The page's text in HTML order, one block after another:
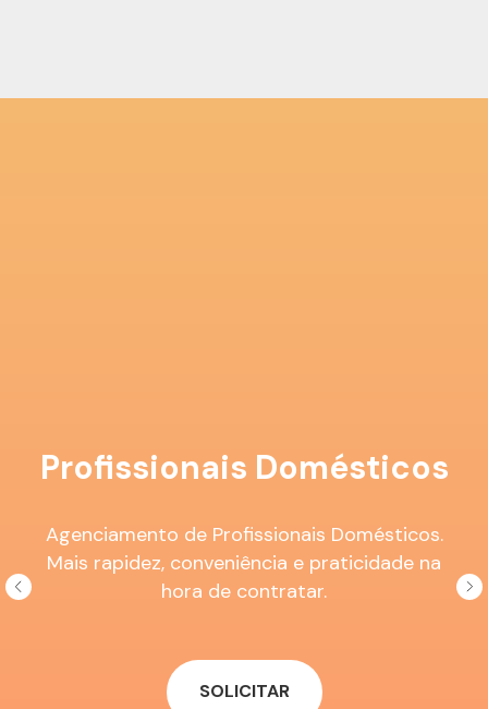
Limpeza de Residências